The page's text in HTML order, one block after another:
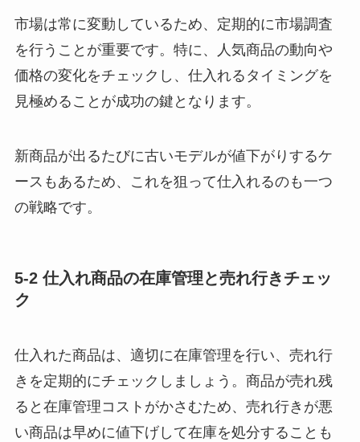
市場は常に変動しているため、定期的に市場調査
を行うことが重要です。特に、人気商品の動向や
価格の変化をチェックし、仕入れるタイミングを
見極めることが成功の鍵となります。
新商品が出るたびに古いモデルが値下がりするケ
ースもあるため、これを狙って仕入れるのも一つ
の戦略です。
5-2 仕入れ商品の在庫管理と売れ行きチェッ
ク
仕入れた商品は、適切に在庫管理を行い、売れ行
きを定期的にチェックしましょう。商品が売れ残
ると在庫管理コストがかさむため、売れ行きが悪
い商品は早めに値下げして在庫を処分することも